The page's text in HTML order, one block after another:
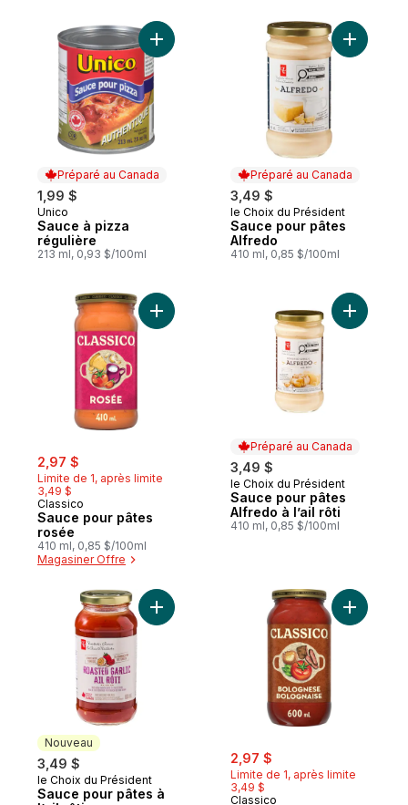
Préparé au Canada
1,99 $
Préparé au Canada
Unico
Sauce à pizza
régulière
213 ml, 0,93 $/100ml
Ajouter Sauce à pizza régulière au panier
Préparé au Canada
3,49 $
Préparé au Canada
le Choix du Président
Sauce pour pâtes
Alfredo
410 ml, 0,85 $/100ml
Ajouter
sale:
2,97 $
Limite de 1, après limite
3,49 $
Classico
Sauce pour pâtes
rosée
410 ml, 0,85 $/100ml
Magasiner Offre
Ajouter Sauce pour pâtes rosée au panier
Préparé au Canada
3,49 $
Préparé au Canada
le Choix du Président
Sauce pour pâtes
Alfredo à l’ail rôti
410 ml, 0,85 $/100ml
Ajouter
Nouveau
3,49 $
Nouveau
le Choix du Président
Sauce pour pâtes à
Ajouter Sauce pour pâtes à l’ail rôti au
sale:
2,97 $
Limite de 1, après limite
3,49 $
Classico
Ajouter